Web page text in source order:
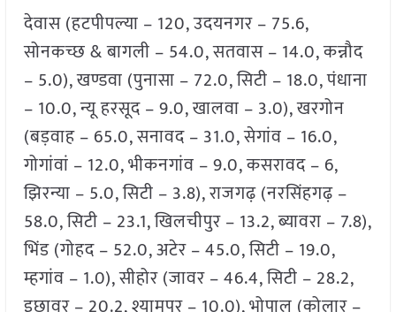
देवास (हटपीपल्या – 120, उदयनगर – 75.6,
सोनकच्छ & बागली – 54.0, सतवास – 14.0, कन्नौद
– 5.0), खण्डवा (पुनासा – 72.0, सिटी – 18.0, पंधाना
– 10.0, न्यू हरसूद – 9.0, खालवा – 3.0), खरगोन
(बड़वाह – 65.0, सनावद – 31.0, सेगांव – 16.0,
गोगांवां – 12.0, भीकनगांव – 9.0, कसरावद – 6,
झिरन्या – 5.0, सिटी – 3.8), राजगढ़ (नरसिंहगढ़ –
58.0, सिटी – 23.1, खिलचीपुर – 13.2, ब्यावरा – 7.8),
भिंड (गोहद – 52.0, अटेर – 45.0, सिटी – 19.0,
म्हगांव – 1.0), सीहोर (जावर – 46.4, सिटी – 28.2,